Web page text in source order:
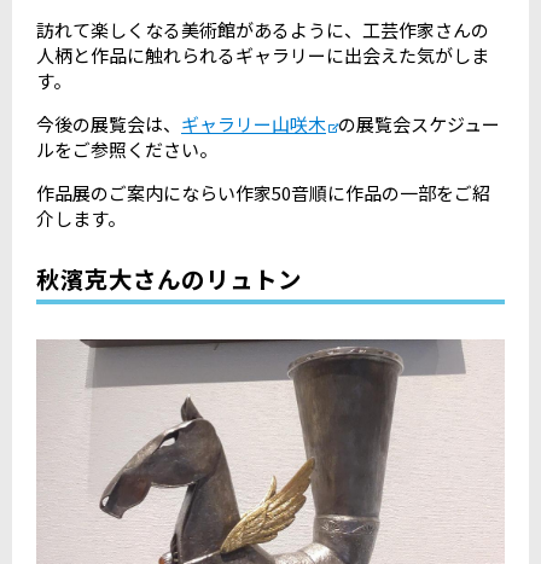
訪れて楽しくなる美術館があるように、工芸作家さんの
人柄と作品に触れられるギャラリーに出会えた気がしま
す。
今後の展覧会は、 ギャラリー山咲木 の展覧会スケジュー
ルをご参照ください。
作品展のご案内にならい作家50音順に作品の一部をご紹
介します。
秋濱克大さんのリュトン